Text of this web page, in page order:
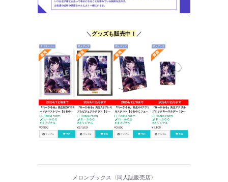
＼ グッズも販売中！ ／
メロンブックス〈同人誌販売店〉